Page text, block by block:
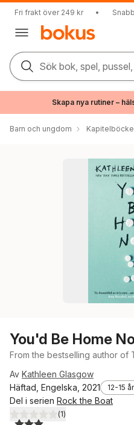
Fri frakt över 249 kr •
Sök bok, spel,
Skapa nya rutiner –
Barn och ungdom
You'd Be Home
From the bestselling author of
Av Kathleen Glasgow
Häftad, Engelska, 2021
12-15 år
Del i serien Rock the Boat
3,0utav 5 stjärnor. Totalt antal
(1)